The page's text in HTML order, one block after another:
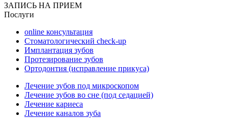
ЗАПИСЬ НА ПРИЕМ
Послуги
online консультация
Стоматологический check-up
Имплантация зубов
Протезирование зубов
Ортодонтия (исправление прикуса)
Лечение зубов под микроскопом
Лечение зубов во сне (под седацией)
Лечение кариеса
Лечение каналов зуба